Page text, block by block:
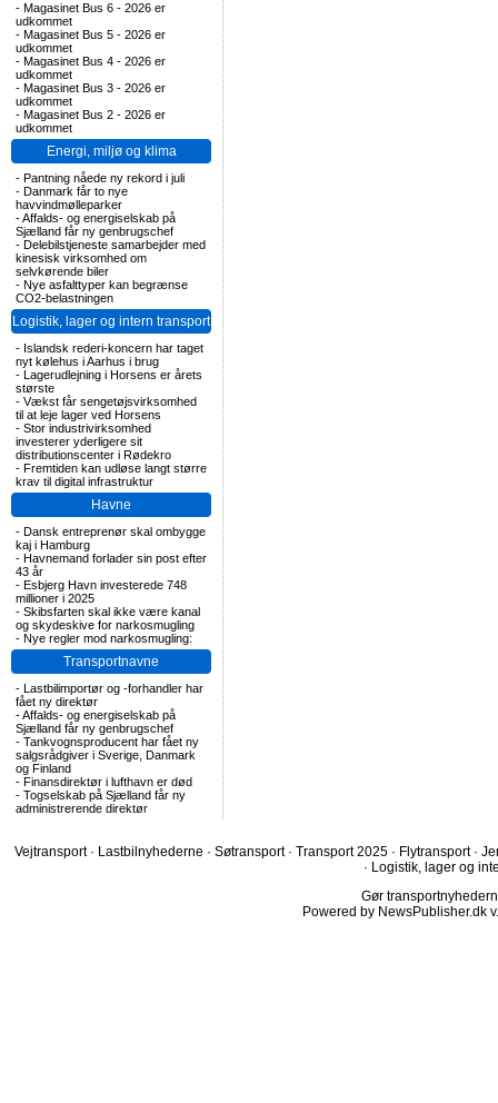
- Magasinet Bus 6 - 2026 er
udkommet
- Magasinet Bus 5 - 2026 er
udkommet
- Magasinet Bus 4 - 2026 er
udkommet
- Magasinet Bus 3 - 2026 er
udkommet
- Magasinet Bus 2 - 2026 er
udkommet
Energi, miljø og klima
- Pantning nåede ny rekord i juli
- Danmark får to nye
havvindmølleparker
-Affalds- og energiselskab på
Sjælland får ny genbrugschef
- Delebilstjeneste samarbejder med
kinesisk virksomhed om
selvkørende biler
- Nye asfalttyper kan begrænse
CO2-belastningen
Logistik, lager og intern transport
- Islandsk rederi-koncern har taget
nyt kølehus i Aarhus i brug
- Lagerudlejning i Horsens er årets
største
- Vækst får sengetøjsvirksomhed
til at leje lager ved Horsens
- Stor industrivirksomhed
investerer yderligere sit
distributionscenter i Rødekro
- Fremtiden kan udløse langt større
krav til digital infrastruktur
Havne
- Dansk entreprenør skal ombygge
kaj i Hamburg
- Havnemand forlader sin post efter
43 år
- Esbjerg Havn investerede 748
millioner i 2025
- Skibsfarten skal ikke være kanal
og skydeskive for narkosmugling
- Nye regler mod narkosmugling:
Transportnavne
- Lastbilimportør og -forhandler har
fået ny direktør
-Affalds- og energiselskab på
Sjælland får ny genbrugschef
- Tankvognsproducent har fået ny
salgsrådgiver i Sverige, Danmark
og Finland
- Finansdirektør i lufthavn er død
- Togselskab på Sjælland får ny
administrerende direktør
Vejtransport · Lastbilnyhederne · Søtransport · Transport 2025 · Flytransport ·
· Logistik, lager og
Gør
Powered by NewsPublisher.dk